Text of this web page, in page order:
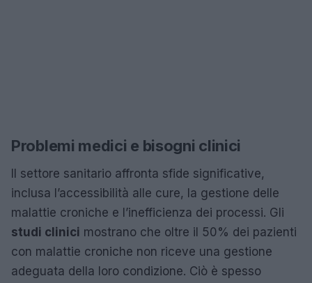
Problemi medici e bisogni clinici
Il settore sanitario affronta sfide significative,
inclusa l’accessibilità alle cure, la gestione delle
malattie croniche e l’inefficienza dei processi. Gli
studi clinici mostrano che oltre il 50% dei pazienti
con malattie croniche non riceve una gestione
adeguata della loro condizione. Ciò è spesso